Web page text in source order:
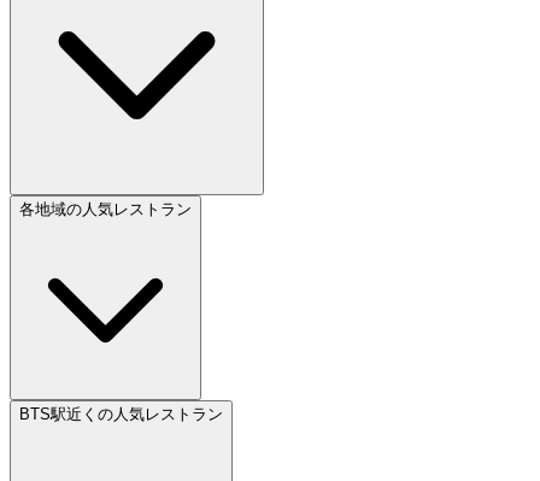
各地域の人気レストラン
BTS駅近くの人気レストラン